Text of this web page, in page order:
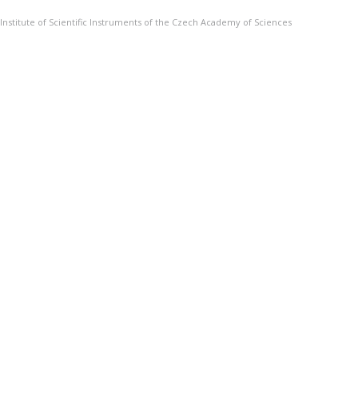
Institute of Scientific Instruments of the Czech Academy of Sciences